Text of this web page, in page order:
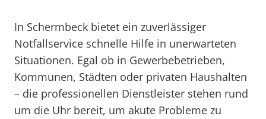
In Schermbeck bietet ein zuverlässiger
Notfallservice schnelle Hilfe in unerwarteten
Situationen. Egal ob in Gewerbebetrieben,
Kommunen, Städten oder privaten Haushalten
– die professionellen Dienstleister stehen rund
um die Uhr bereit, um akute Probleme zu